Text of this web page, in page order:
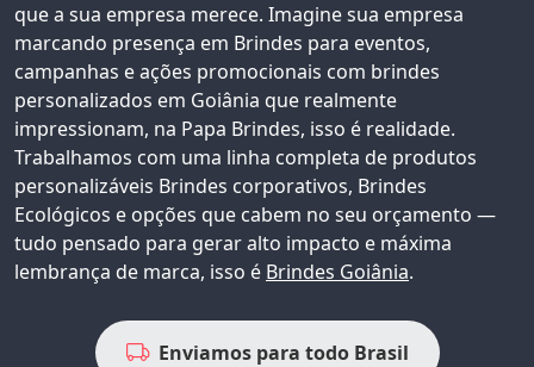
que a sua empresa merece. Imagine sua empresa
marcando presença em Brindes para eventos,
campanhas e ações promocionais com brindes
personalizados em Goiânia que realmente
impressionam, na Papa Brindes, isso é realidade.
Trabalhamos com uma linha completa de produtos
personalizáveis Brindes corporativos, Brindes
Ecológicos e opções que cabem no seu orçamento —
tudo pensado para gerar alto impacto e máxima
lembrança de marca, isso é Brindes Goiânia.
Enviamos para todo Brasil